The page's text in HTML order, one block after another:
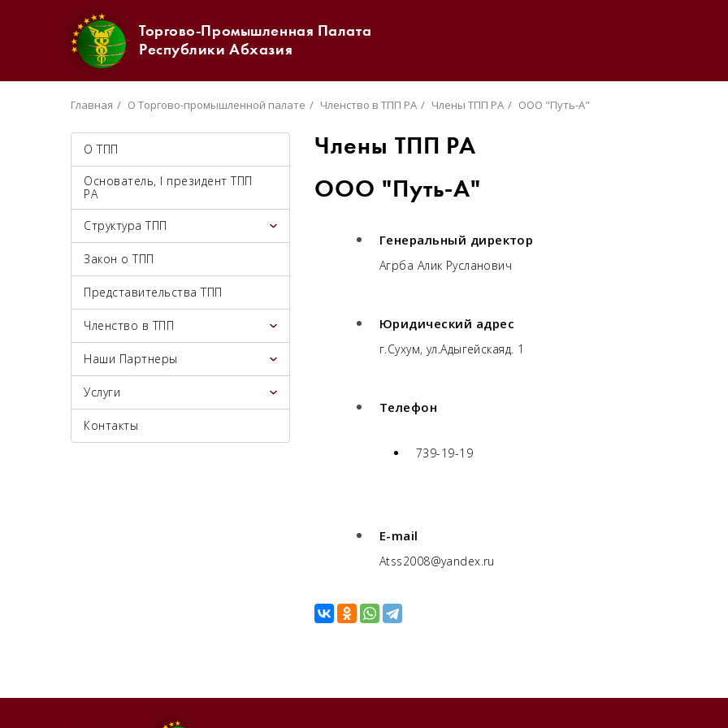
Торгово-Промышленная Палата
Республики Абхазия
Главная О Торгово-промышленной палате Членство в ТПП РА Члены ТПП РА ООО "Путь-А"
О ТПП
Основатель, I президент ТПП
РА
Структура ТПП
Закон о ТПП
Представительства ТПП
Членство в ТПП
Наши Партнеры
Услуги
Контакты
Члены ТПП РА
ООО "Путь-А"
Генеральный директор
Агрба Алик Русланович
Юридический адрес
г.Сухум, ул.Адыгейскаяд. 1
Телефон
739-19-19
E-mail
Atss2008@yandex.ru